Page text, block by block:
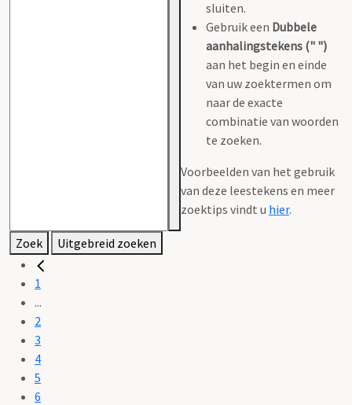
sluiten.
Gebruik een Dubbele
aanhalingstekens (" ")
aan het begin en einde
van uw zoektermen om
naar de exacte
combinatie van woorden
te zoeken.
Voorbeelden van het gebruik
van deze leestekens en meer
zoektips vindt u hier.
Zoek Uitgebreid zoeken
1
...
2
3
4
5
6